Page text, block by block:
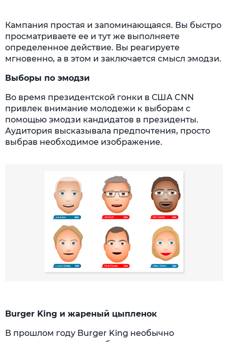
Кампания простая и запоминающаяся. Вы быстро
просматриваете ее и тут же выполняете
определенное действие. Вы реагируете
мгновенно, а в этом и заключается смысл эмодзи.
Выборы по эмодзи
Во время президентской гонки в США CNN
привлек внимание молодежи к выборам с
помощью эмодзи кандидатов в президенты.
Аудитория высказывала предпочтения, просто
выбрав необходимое изображение.
Burger King и жареный цыпленок
В прошлом году Burger King необычно